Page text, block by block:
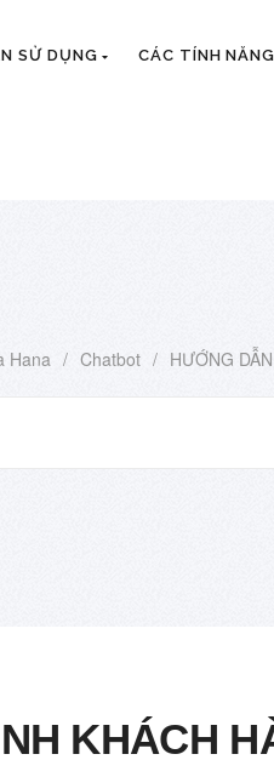
SỬ DỤNG CÁC TÍNH
Hana / Chatbot / HƯỚNG
KHÁCH